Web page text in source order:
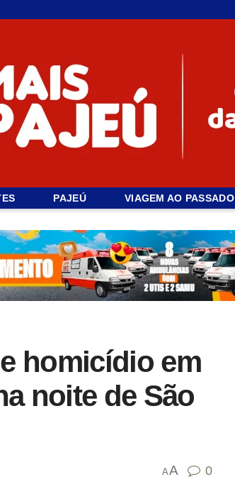
PAJEÚ VIAGEM AO PASSADO
homicídio em
noite de São
AA 0